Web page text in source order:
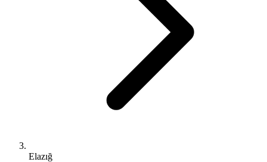
Elazığ